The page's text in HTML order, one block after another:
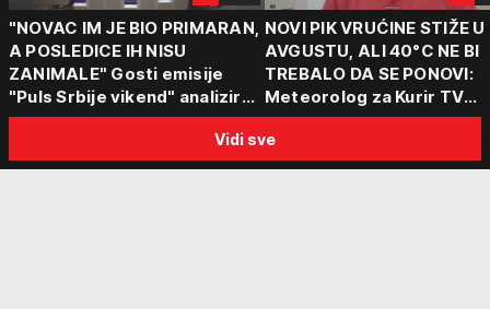
"NOVAC IM JE BIO PRIMARAN,
A POSLEDICE IH NISU
ZANIMALE" Gosti emisije
"Puls Srbije vikend" analizirali
slučajeve koji su potresli
Srbiju: Zločin se ne isplati
NOVI PIK VRUĆINE STIŽE U
AVGUSTU, ALI 40°C NE BI
TREBALO DA SE PONOVI:
Meteorolog za Kurir TV
objasnio šta nas čeka:
za ozbiljne padavine su
Vidi sve